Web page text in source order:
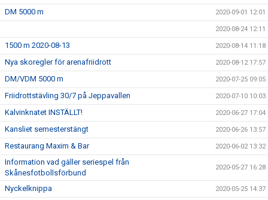
DM 5000 m 2020-09-01 12:01
2020-08-24 12:11
1500 m 2020-08-13 2020-08-14 11:18
Nya skoregler för arenafriidrott 2020-08-12 17:57
DM/VDM 5000 m 2020-07-25 09:05
Friidrottstävling 30/7 på Jeppavallen 2020-07-10 10:03
Kalvinknatet INSTÄLLT! 2020-06-27 17:04
Kansliet semesterstängt 2020-06-26 13:57
Restaurang Maxim & Bar 2020-06-02 13:32
Information vad gäller seriespel från
Skånesfotbollsförbund
2020-05-27 16:28
Nyckelknippa 2020-05-25 14:37